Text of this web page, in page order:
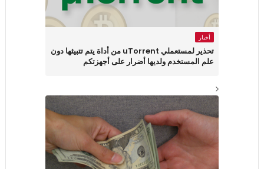
أخبار
تحذير لمستعملي uTorrent من أداة يتم تتبيثها دون
علم المستخدم ولديها أضرار على أجهزتكم